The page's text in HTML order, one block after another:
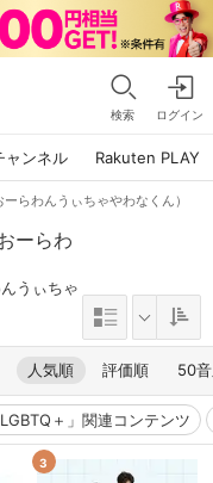
検索 ログイン
ャンネル Rakuten PLAY
らわんうぃちゃやわなくん）
ーらわ
うぃちゃ
人気順 評価順 50
＋」関連コンテンツ
3